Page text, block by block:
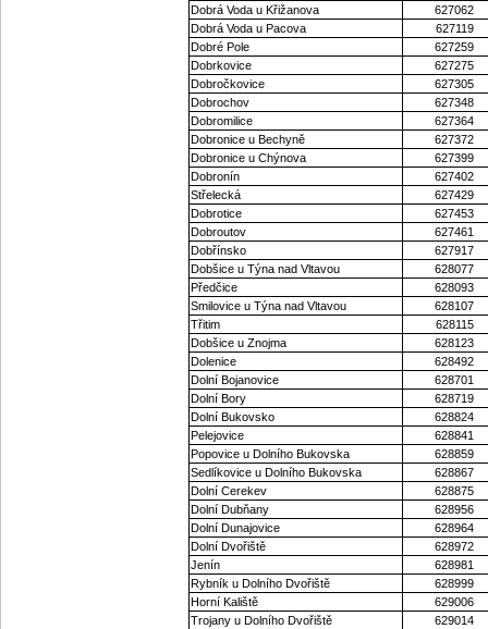
Dobrá Voda u Křižanova
627062
Dobrá Voda u Pacova
627119
Dobré Pole
627259
Dobrkovice
627275
Dobročkovice
627305
Dobrochov
627348
Dobromilice
627364
Dobronice u Bechyně
627372
Dobronice u Chýnova
627399
Dobronín
627402
Střelecká
627429
Dobrotice
627453
Dobroutov
627461
Dobřínsko
627917
Dobšice u Týna nad Vltavou
628077
Předčice
628093
Smilovice u Týna nad Vltavou
628107
Třitim
628115
Dobšice u Znojma
628123
Dolenice
628492
Dolní Bojanovice
628701
Dolní Bory
628719
Dolní Bukovsko
628824
Pelejovice
628841
Popovice u Dolního Bukovska
628859
Sedlíkovice u Dolního Bukovska
628867
Dolní Cerekev
628875
Dolní Dubňany
628956
Dolní Dunajovice
628964
Dolní Dvořiště
628972
Jenín
628981
Rybník u Dolního Dvořiště
628999
Horní Kaliště
629006
Trojany u Dolního Dvořiště
629014